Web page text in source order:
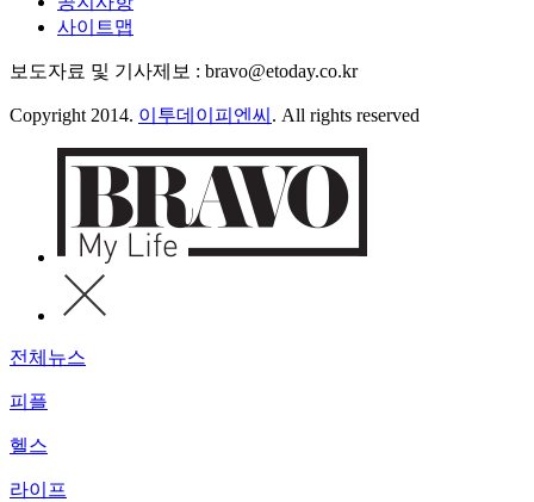
사이트맵
보도자료 및 기사제보 : bravo@etoday.co.kr
Copyright 2014. 이투데이피엔씨 . All rights reserved
전체뉴스
피플
헬스
라이프